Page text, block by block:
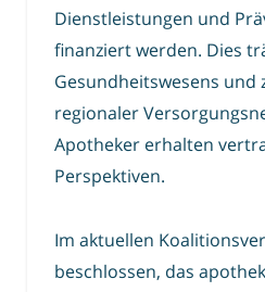
Dienstleistungen und
finanziert werden. Dies
Gesundheitswesens und
regionaler
Apotheker erhalten
Perspektiven.
Im aktuellen
beschlossen, das